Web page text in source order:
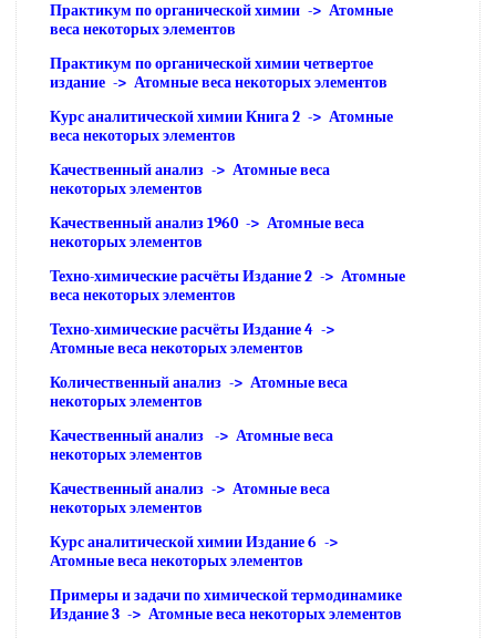
Практикум по органической химии -> Атомные
веса некоторых элементов
Практикум по органической химии четвертое
издание -> Атомные веса некоторых элементов
Курс аналитической химии Книга 2 -> Атомные
веса некоторых элементов
Качественный анализ -> Атомные веса
некоторых элементов
Качественный анализ 1960 -> Атомные веса
некоторых элементов
Техно-химические расчёты Издание 2 -> Атомные
веса некоторых элементов
Техно-химические расчёты Издание 4 ->
Атомные веса некоторых элементов
Количественный анализ -> Атомные веса
некоторых элементов
Качественный анализ -> Атомные веса
некоторых элементов
Качественный анализ -> Атомные веса
некоторых элементов
Курс аналитической химии Издание 6 ->
Атомные веса некоторых элементов
Примеры и задачи по химической термодинамике
Издание 3 -> Атомные веса некоторых элементов